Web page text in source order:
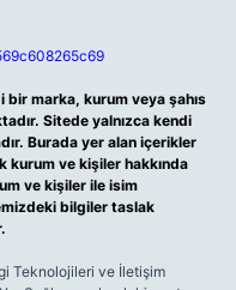
marka, kurum veya şahıs
Sitede yalnızca kendi
Burada yer alan içerikler
kurum ve kişiler hakkında
ve kişiler ile isim
bilgiler taslak
Teknolojileri ve İletişim